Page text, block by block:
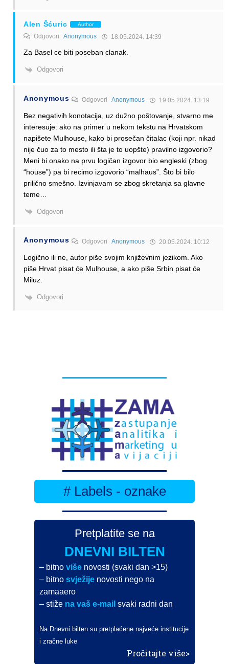
Alen Šćuric Author
Odgovori Anonymous 18.05.2024. 14:39
Za Basel ce biti poseban clanak.
Odgovori
Anonymous OdgovoriAnonymous 19.05.2024. 13:19
Bez negativih konotacija, uz dužno poštovanje, stvarno me
interesuje: ako na primer u nekom tekstu na Hrvatskom
napišete Mulhouse, kako bi prosečan čitalac (koji npr. nikad
nije čuo za to mesto ili šta je to uopšte) pravilno izgovorio?
Meni bi onako na prvu logičan izgovor bio engleski (zbog
“house”) pa bi recimo izgovorio “malhaus”. Što bi bilo
prilično smešno. Izvinjavam se zbog skretanja sa glavne
teme…
Odgovori
Anonymous OdgovoriAnonymous 20.05.2024. 10:12
Logično ili ne, autor piše svojim književnim jezikom. Ako
piše Hrvat pisat će Mulhouse, a ako piše Srbin pisat će
Miluz.
Odgovori
# Labels - oznake
Pretplatite se na
DNEVNI BILTEN
– bitnoviše novosti (svaki dan >15)
– bitnosvježije novosti nego na
zamaaero
– stiže na vaš e-mail svaki radni dan
Na Dnevni bilten su pretplaćene najveće institucije
i zračne luke
Pročitajte više>